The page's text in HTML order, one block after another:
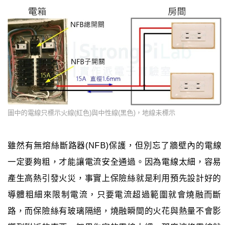
圖中的電線只標示火線(紅色)與中性線(黑色)，地線未標示
雖然有無熔絲斷路器(NFB)保護，但別忘了牆壁內的電線
一定要夠粗，才能讓電流安全通過。因為電線太細，容易
產生高熱引發火災，事實上保險絲就是利用預先設計好的
導體粗細來限制電流，只要電流超過範圍就會燒融而斷
路，而保險絲有玻璃隔絕，燒融瞬間的火花與熱量不會影